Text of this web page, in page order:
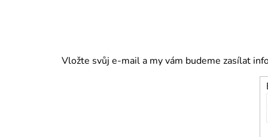
Vložte svůj e-mail a my vám budeme zasílat